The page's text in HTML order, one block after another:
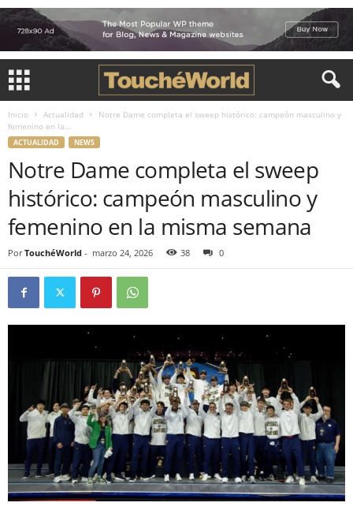
Inicio Actualidad
Notre Dame completa el sweep histórico: campeón masculino y
femenino en la...
ACTUALIDAD NEWS
Notre Dame completa el sweep
histórico: campeón masculino y
femenino en la misma semana
Por TouchéWorld - marzo 24, 2026 38 0